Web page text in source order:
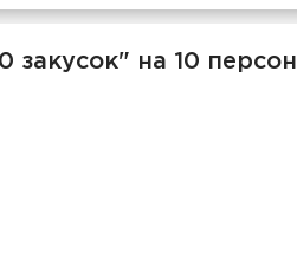
на 10 персон